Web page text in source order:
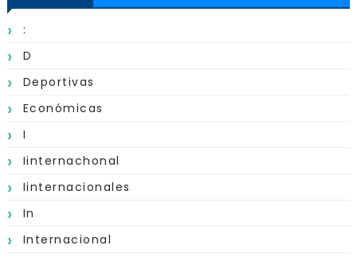
:
D
Deportivas
Económicas
I
Iinternachonal
Iinternacionales
In
Internacional